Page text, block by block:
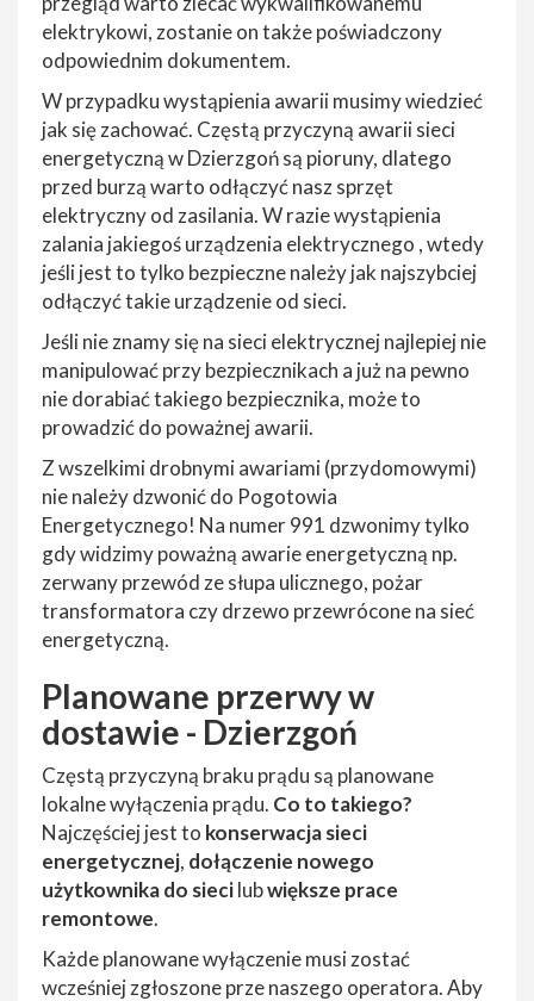
elektrykowi, zostanie on także poświadczony
odpowiednim dokumentem.
W przypadku wystąpienia awarii musimy wiedzieć
jak się zachować. Częstą przyczyną awarii sieci
energetyczną w Dzierzgoń są pioruny, dlatego
przed burzą warto odłączyć nasz sprzęt
elektryczny od zasilania. W razie wystąpienia
zalania jakiegoś urządzenia elektrycznego , wtedy
jeśli jest to tylko bezpieczne należy jak najszybciej
odłączyć takie urządzenie od sieci.
Jeśli nie znamy się na sieci elektrycznej najlepiej nie
manipulować przy bezpiecznikach a już na pewno
nie dorabiać takiego bezpiecznika, może to
prowadzić do poważnej awarii.
Z wszelkimi drobnymi awariami (przydomowymi)
nie należy dzwonić do Pogotowia
Energetycznego! Na numer 991 dzwonimy tylko
gdy widzimy poważną awarie energetyczną np.
zerwany przewód ze słupa ulicznego, pożar
transformatora czy drzewo przewrócone na sieć
energetyczną.
Planowane przerwy w
dostawie - Dzierzgoń
Częstą przyczyną braku prądu są planowane
lokalne wyłączenia prądu. Co to takiego?
Najczęściej jest to konserwacja sieci
energetycznej, dołączenie nowego
użytkownika do siecilubwiększe prace
remontowe.
Każde planowane wyłączenie musi zostać
wcześniej zgłoszone prze naszego operatora. Aby